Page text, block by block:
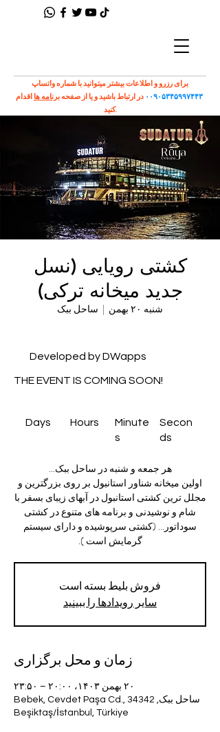
برای رزرو و اطلاعات بیشتر میتوانید با شماره واتساپ
۰۰۹۰۵۳۴۵۹۹۷۴۴۳ در ارتباط باشید و یا از صفحهبرنامه ها اقدام
کنید.
کشتی رویایی (نسل
جدید میخانه ترکی)
شنبه ۲۰ بهمن
  |
ساحل ببک
Secon
ds
Minute
s
Hours
Days
THE EVENT IS COMING SOON!
Developed by DWapps
اولین میخانه شناور استانبول بر روی بزرگترین و
مجلل ترین کشتی استانبول در آبهای زیبای بسفر با
شام و نوشیدنی و برنامه های متنوع در کشتی
سوداتور... (کشتی سرپوشیده و دارای سیستم
گرمایش است ).
فروش بلیط بسته است
سایر رویدادها را ببینید
زمان و محل برگزاری
۲۰ بهمن ۱۴۰۳، ۲۰:۰۰ – ۲۳:۵۰
ساحل ببک, Bebek, Cevdet Paşa Cd., 34342
Beşiktaş/İstanbul, Türkiye